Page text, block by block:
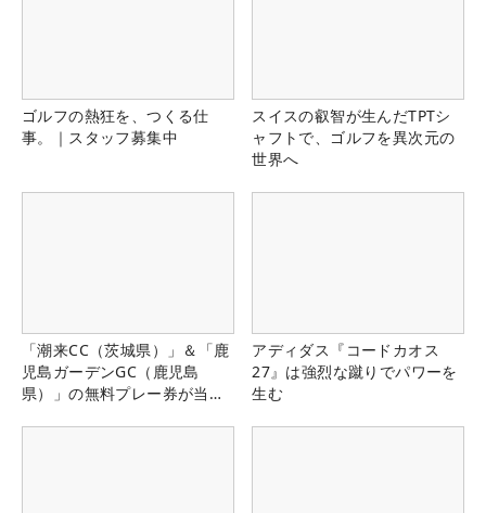
ゴルフの熱狂を、つくる仕
事。｜スタッフ募集中
スイスの叡智が生んだTPTシ
ャフトで、ゴルフを異次元の
世界へ
「潮来CC（茨城県）」＆「鹿
児島ガーデンGC（鹿児島
県）」の無料プレー券が当た
アディダス『コードカオス
27』は強烈な蹴りでパワーを
生む